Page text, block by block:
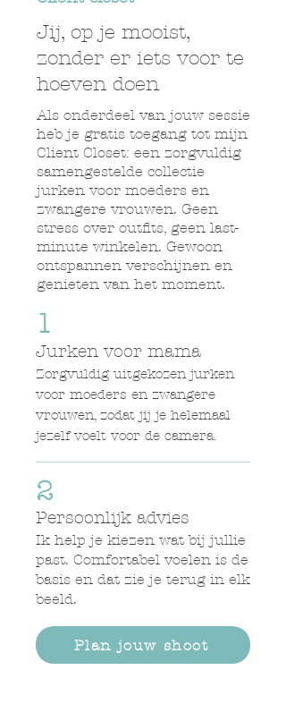
Jij, op je mooist,
zonder er iets voor te
hoeven doen
Als onderdeel van jouw sessie
heb je gratis toegang tot mijn
Client Closet: een zorgvuldig
samengestelde collectie
jurken voor moeders en
zwangere vrouwen. Geen
stress over outfits, geen last-
minute winkelen. Gewoon
ontspannen verschijnen en
genieten van het moment.
1
Jurken voor mama
Zorgvuldig uitgekozen jurken
voor moeders en zwangere
vrouwen, zodat jij je helemaal
jezelf voelt voor de camera.
2
Persoonlijk advies
Ik help je kiezen wat bij jullie
past. Comfortabel voelen is de
basis en dat zie je terug in elk
beeld.
Plan jouw shoot